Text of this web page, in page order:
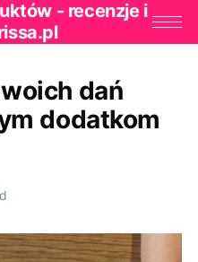
- recenzje i
dań
dodatkom